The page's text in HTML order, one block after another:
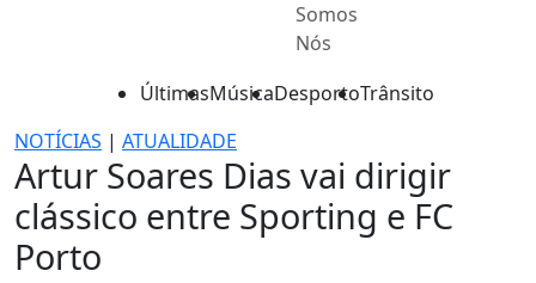
Somos
Nós
ÚltimasMúsicaDesportoTrânsito
NOTÍCIAS | ATUALIDADE
Artur Soares Dias vai dirigir
clássico entre Sporting e FC
Porto